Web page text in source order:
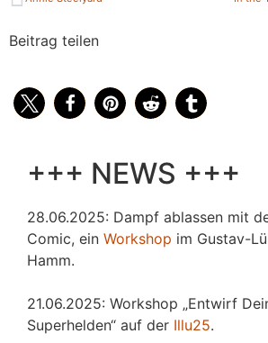
Beitrag teilen
+++ NEWS +++
28.06.2025: Dampf ablassen mit
Comic, ein Workshop im Gustav-
Hamm.
21.06.2025: Workshop „Entwirf
Superhelden“ auf der Illu25.